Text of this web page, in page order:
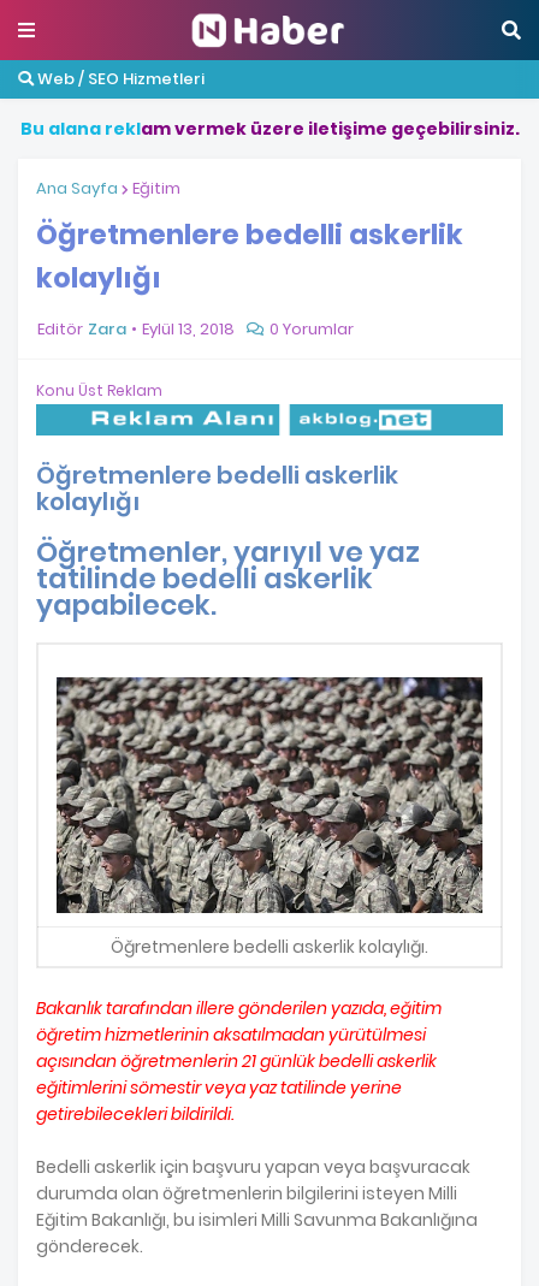
Web / SEO Hizmetleri
Bu alana reklamvermek üzere iletişime geçebilirsiniz.
Ana Sayfa Eğitim
Öğretmenlere bedelli askerlik
kolaylığı
Editör Zara Eylül 13, 2018 0 Yorumlar
Konu Üst Reklam
Öğretmenlere bedelli askerlik
kolaylığı
Öğretmenler, yarıyıl ve yaz
tatilinde bedelli askerlik
yapabilecek.
Öğretmenlere bedelli askerlik kolaylığı.
Bakanlık tarafından illere gönderilen yazıda, eğitim
öğretim hizmetlerinin aksatılmadan yürütülmesi
açısından öğretmenlerin 21 günlük bedelli askerlik
eğitimlerini sömestir veya yaz tatilinde yerine
getirebilecekleri bildirildi.
Bedelli askerlik için başvuru yapan veya başvuracak
durumda olan öğretmenlerin bilgilerini isteyen Milli
Eğitim Bakanlığı, bu isimleri Milli Savunma Bakanlığına
gönderecek.